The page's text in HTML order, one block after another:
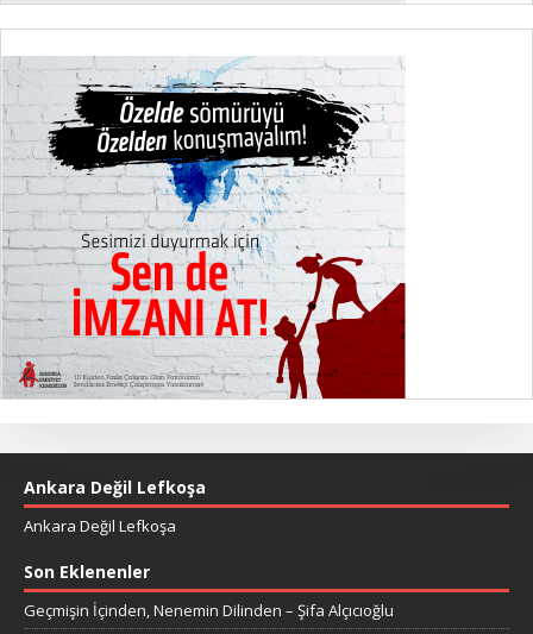
Ankara Değil Lefkoşa
Ankara Değil Lefkoşa
Son Eklenenler
Geçmişin İçinden, Nenemin Dilinden – Şifa Alçıcıoğlu